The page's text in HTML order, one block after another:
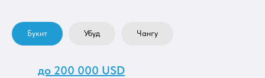
Букит Убуд Чангу
до 200 000 USD